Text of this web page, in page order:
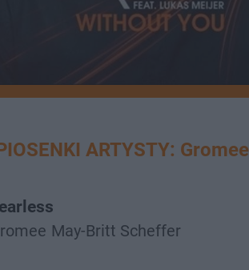
ARTYSTY: Gromee
May-Britt Scheffer